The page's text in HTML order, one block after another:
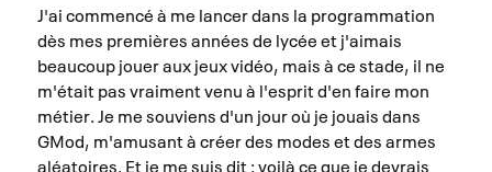
J'ai commencé à me lancer dans la programmation
dès mes premières années de lycée et j'aimais
beaucoup jouer aux jeux vidéo, mais à ce stade, il ne
m'était pas vraiment venu à l'esprit d'en faire mon
métier. Je me souviens d'un jour où je jouais dans
GMod, m'amusant à créer des modes et des armes
aléatoires. Et je me suis dit : voilà ce que je devrais